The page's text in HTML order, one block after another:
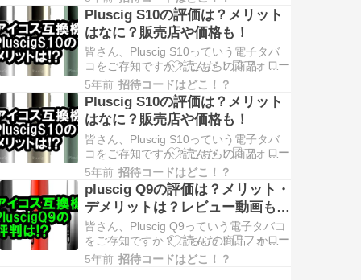
よ・・・！ というわけで、カリバーン
KOKO PRIMEについてちょっと調べて
みました。 興味のある方は、ご覧くだ
さい！ Caliburn KOKO PRIME(カリバー
ン…
Pluscig S10の評価は？メリット
はなに？販売店や価格も！
皆さん、Pluscig S10っていう電子タバ
コをご存知ですか？ こちらの商品、か
なり売れてるみたいよ・・・！ という
わけで、Pluscig S10についてちょっと
調べてみました。 興味のある方は、ご
覧ください！ Pluscig S10(プラスシグ・
エステン)とは？ Plusc…
5年前 招待コードはどこ！？
Pluscig S10の評価は？メリット
はなに？販売店や価格も！
皆さん、Pluscig S10っていう電子タバ
コをご存知ですか？ こちらの商品、か
なり売れてるみたいよ・・・！ という
わけで、Pluscig S10についてちょっと
調べてみました。 興味のある方は、ご
覧ください！ Pluscig S10(プラスシグ・
エステン)とは？ Plusc…
5年前 招待コードはどこ！？
pluscig Q9の評価は？メリット・
デメリットは？レビュー動画もあ
り！
皆さん、Pluscig Q9っていう電子タバコ
をご存知ですか？ こちらの商品、かな
り売れてるみたいよ・・・！ というわ
5年前 招待コードはどこ！？